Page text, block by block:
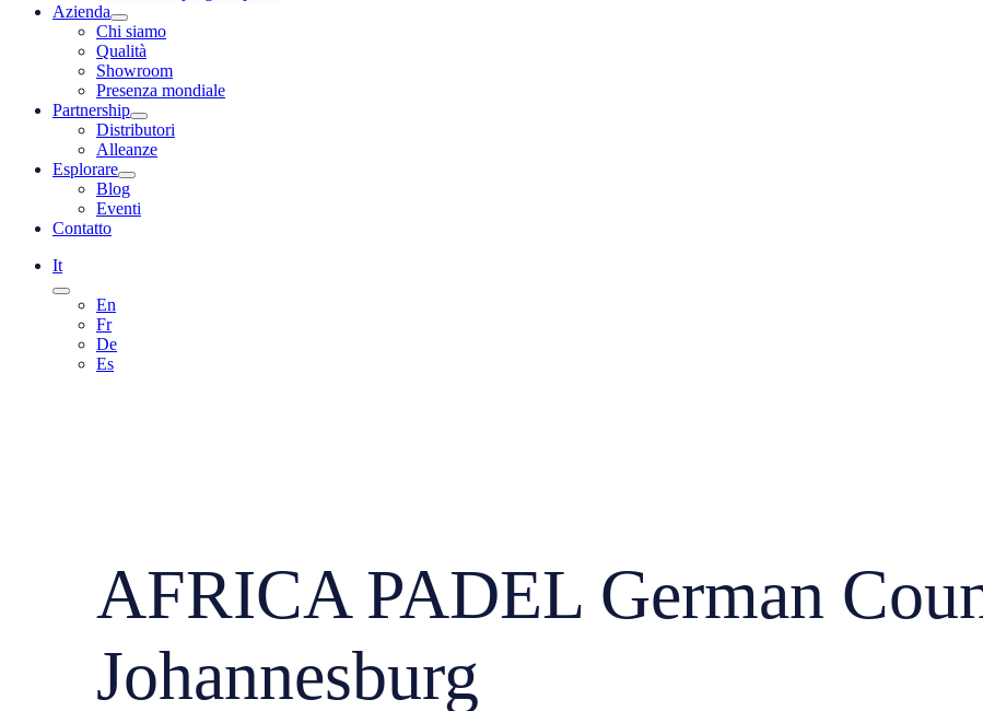
Azienda
Chi siamo
Qualità
Showroom
Presenza mondiale
Partnership
Distributori
Alleanze
Esplorare
Blog
Eventi
Contatto
It
En
Fr
De
Es
AFRICA PADEL German
Johannesburg